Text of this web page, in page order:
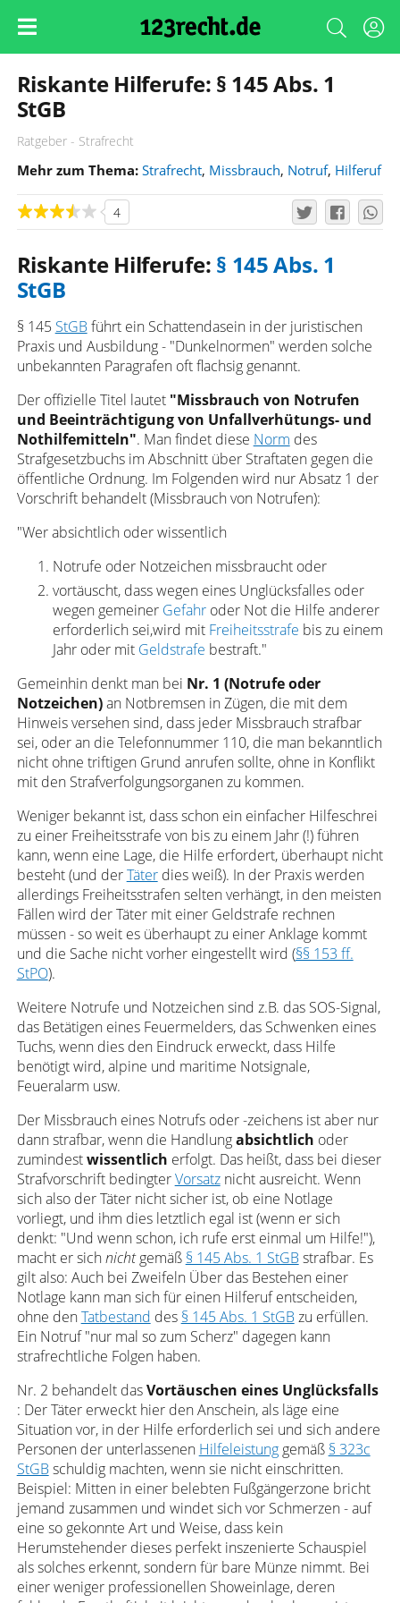
Riskante Hilferufe: § 145 Abs. 1
StGB
Ratgeber - Strafrecht
Mehr zum Thema: Strafrecht, Missbrauch, Notruf, Hilferuf
4
Riskante Hilferufe: § 145 Abs. 1
StGB
§ 145 StGBführt ein Schattendasein in der juristischen
Praxis und Ausbildung - "Dunkelnormen" werden solche
unbekannten Paragrafen oft flachsig genannt.
Der offizielle Titel lautet "Missbrauch von Notrufen
und Beeinträchtigung von Unfallverhütungs- und
Nothilfemitteln". Man findet diese Norm des
Strafgesetzbuchs im Abschnitt über Straftaten gegen die
öffentliche Ordnung. Im Folgenden wird nur Absatz 1 der
Vorschrift behandelt (Missbrauch von Notrufen):
"Wer absichtlich oder wissentlich
Notrufe oder Notzeichen missbraucht oder
vortäuscht, dass wegen eines Unglücksfalles oder
wegen gemeiner Gefahroder Not die Hilfe anderer
erforderlich sei,wird mit Freiheitsstrafe bis zu einem
Jahr oder mit Geldstrafe bestraft."
Gemeinhin denkt man bei Nr. 1 (Notrufe oder
Notzeichen)an Notbremsen in Zügen, die mit dem
Hinweis versehen sind, dass jeder Missbrauch strafbar
sei, oder an die Telefonnummer 110, die man bekanntlich
nicht ohne triftigen Grund anrufen sollte, ohne in Konflikt
mit den Strafverfolgungsorganen zu kommen.
Weniger bekannt ist, dass schon ein einfacher Hilfeschrei
zu einer Freiheitsstrafe von bis zu einem Jahr (!) führen
kann, wenn eine Lage, die Hilfe erfordert, überhaupt nicht
besteht (und derTäterdies weiß). In der Praxis werden
allerdings Freiheitsstrafen selten verhängt, in den meisten
Fällen wird der Täter mit einer Geldstrafe rechnen
müssen - so weit es überhaupt zu einer Anklage kommt
und die Sache nicht vorher eingestellt wird (§§ 153 ff.
StPO).
Weitere Notrufe und Notzeichen sind z.B. das SOS-Signal,
das Betätigen eines Feuermelders, das Schwenken eines
Tuchs, wenn dies den Eindruck erweckt, dass Hilfe
benötigt wird, alpine und maritime Notsignale,
Feueralarm usw.
Der Missbrauch eines Notrufs oder -zeichens ist aber nur
dann strafbar, wenn die Handlungabsichtlich oder
zumindestwissentlich erfolgt. Das heißt, dass bei dieser
Strafvorschrift bedingterVorsatznicht ausreicht. Wenn
sich also der Täter nicht sicher ist, ob eine Notlage
vorliegt, und ihm dies letztlich egal ist (wenn er sich
denkt: "Und wenn schon, ich rufe erst einmal um Hilfe!"),
macht er sichnichtgemäß § 145 Abs. 1 StGBstrafbar. Es
gilt also: Auch bei Zweifeln Über das Bestehen einer
Notlage kann man sich für einen Hilferuf entscheiden,
ohne denTatbestand des § 145 Abs. 1 StGBzu erfüllen.
Ein Notruf "nur mal so zum Scherz" dagegen kann
strafrechtliche Folgen haben.
Nr. 2 behandelt dasVortäuschen eines Unglücksfalls
: Der Täter erweckt hier den Anschein, als läge eine
Situation vor, in der Hilfe erforderlich sei und sich andere
Personen der unterlassenen Hilfeleistunggemäß § 323c
StGBschuldig machten, wenn sie nicht einschritten.
Beispiel: Mitten in einer belebten Fußgängerzone bricht
jemand zusammen und windet sich vor Schmerzen - auf
eine so gekonnte Art und Weise, dass kein
Herumstehender dieses perfekt inszenierte Schauspiel
als solches erkennt, sondern für bare Münze nimmt. Bei
einer weniger professionellen Showeinlage, deren